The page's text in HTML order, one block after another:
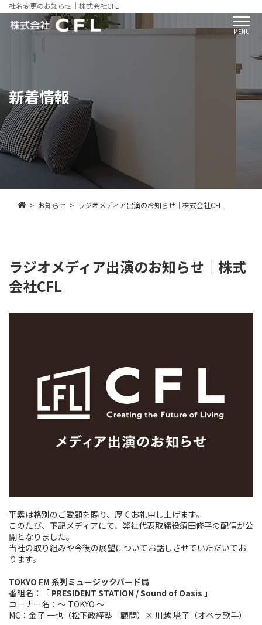
社名変更のお知らせ｜株式会社CFL
MENU
新着情報
お知らせ ラジオメディア出演のお知らせ｜株式会社CFL
ラジオメディア出演のお知らせ｜株式
会社CFL
平素は格別のご愛顧を賜り、厚くお礼申し上げます。
このたび、下記メディアにて、弊社代表取締役須田修平の配信が公
開となりました。
当社の取り組みや今後の展望についてお話しさせていただいてお
ります。
TOKYO FM 系列ミュージックバード局
番組名：「 PRESIDENT STATION / Sound of Oasis 」
コーナー名：～ TOKYO ～
MC：金子 一也（松下政経塾 顧問）× 川越 塔子（オペラ歌手）